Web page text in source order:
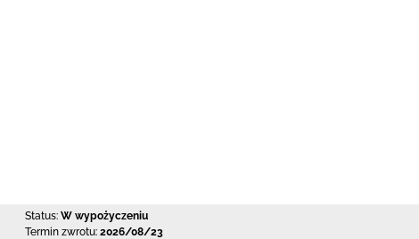
Status: W wypożyczeniu
Termin zwrotu: 2026/08/23